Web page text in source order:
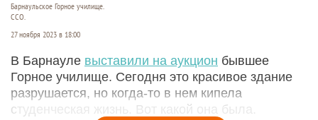
Барнаульское Горное училище.
CCO.
27 ноября 2023 в 18:00
В Барнауле выставили на аукцион бывшее
Горное училище. Сегодня это красивое здание
разрушается, но когда-то в нем кипела
студенческая жизнь. Вот какой она была.